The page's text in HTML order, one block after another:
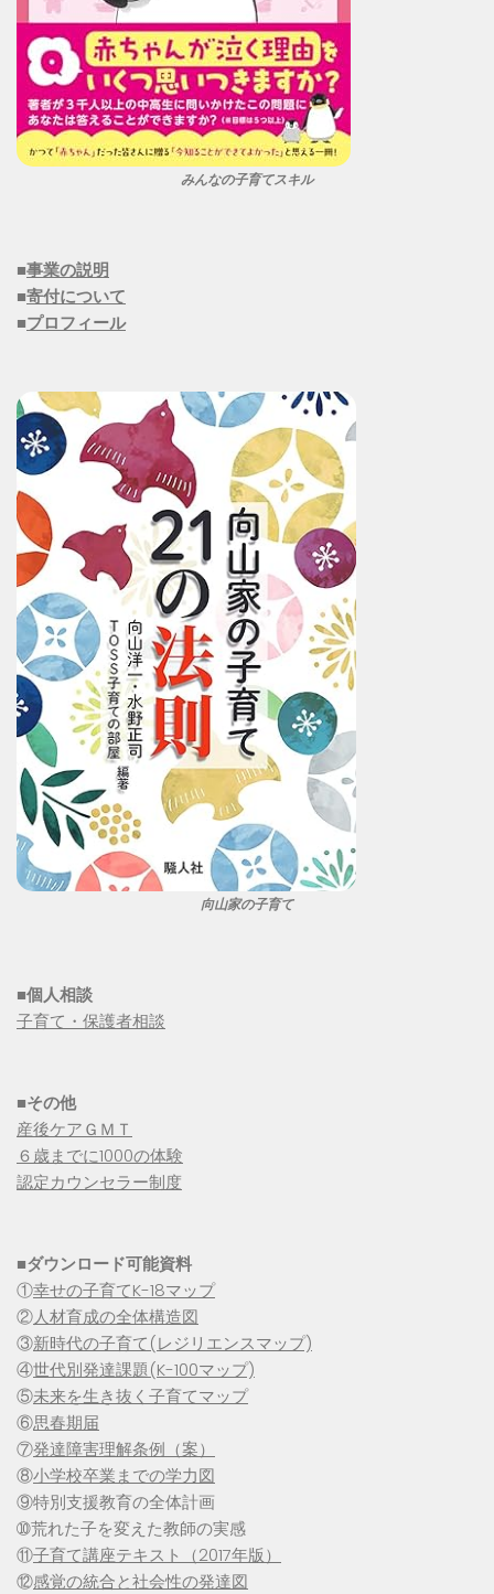
みんなの子育てスキル
■事業の説明
■寄付について
■プロフィール
向山家の子育て
■個人相談
子育て・保護者相談
■その他
産後ケアＧＭＴ
６歳までに1000の体験
認定カウンセラー制度
■ダウンロード可能資料
①幸せの子育てK-18マップ
②人材育成の全体構造図
③新時代の子育て(レジリエンスマップ)
④世代別発達課題(K-100マップ)
⑤未来を生き抜く子育てマップ
⑥思春期届
⑦発達障害理解条例（案）
⑧小学校卒業までの学力図
⑨特別支援教育の全体計画
➉荒れた子を変えた教師の実感
⑪子育て講座テキスト（2017年版）
⑫感覚の統合と社会性の発達図